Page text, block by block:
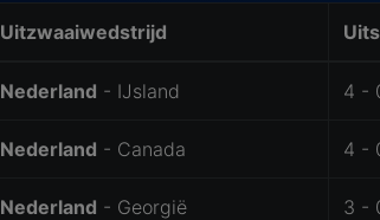
Uitzwaaiwedstrijd
Nederland - IJsland 4 -
Nederland - Canada 4 -
Nederland - Georgië 3 -